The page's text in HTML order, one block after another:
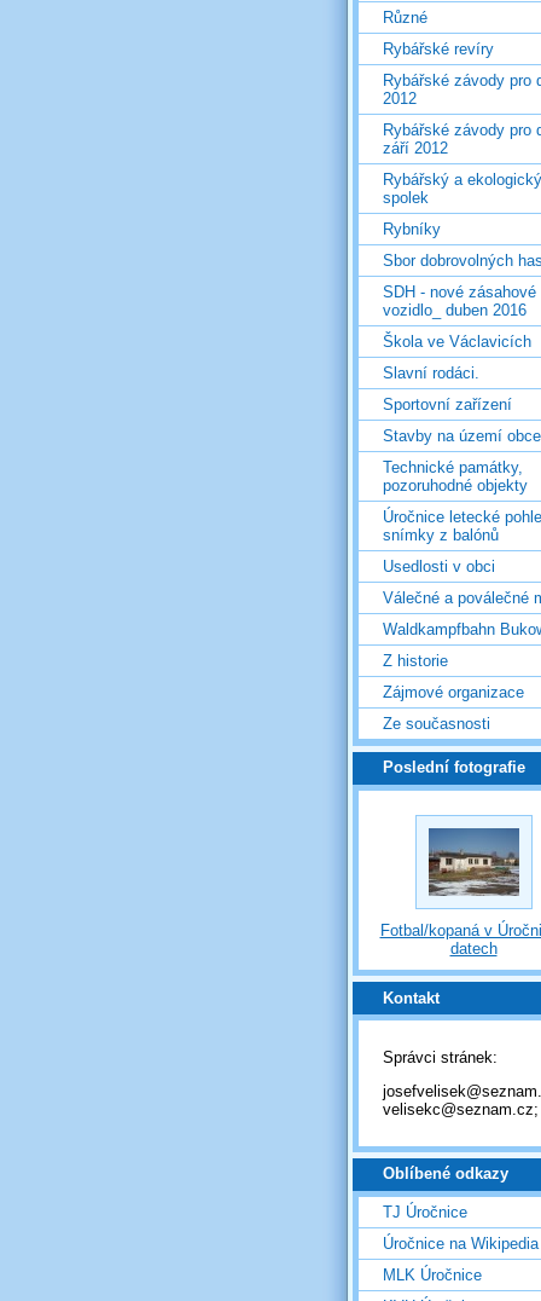
Různé
Rybářské revíry
Rybářské závody pro
2012
Rybářské závody pro
září 2012
Rybářský a ekologický
spolek
Rybníky
Sbor dobrovolných
SDH - nové zásahové
vozidlo_ duben 2016
Škola ve Václavicích
Slavní rodáci.
Sportovní zařízení
Stavby na území obce
Technické památky,
pozoruhodné objekty
Úročnice letecké
snímky z balónů
Usedlosti v obci
Válečné a poválečné
Waldkampfbahn
Z historie
Zájmové organizace
Ze současnosti
Poslední fotografie
Fotbal/kopaná v
datech
Kontakt
Správci stránek:
velisekc@seznam.cz;
Oblíbené odkazy
TJ Úročnice
Úročnice na Wikipedia
MLK Úročnice